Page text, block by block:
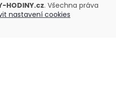
HODINY.cz. Všechna práva
nastavení cookies